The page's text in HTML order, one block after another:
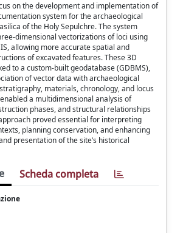
on the development and implementation of
system for the archaeological
of the Holy Sepulchre. The system
dimensional vectorizations of loci using
allowing more accurate spatial and
of excavated features. These 3D
to a custom-built geodatabase (GDBMS),
of vector data with archaeological
materials, chronology, and locus
a multidimensional analysis of
phases, and structural relationships
proved essential for interpreting
planning conservation, and enhancing
presentation of the site’s historical
Scheda completa